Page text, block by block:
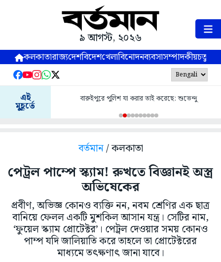
৯ আগস্ট, ২০২৬
কলকাতারাজ্যদেশবিদেশখেলাবিনোদনব্যবসাসম্পাদকীয়
এই
মুহূর্তে
বারুইপুরে পুলিশ যা করার তাই করেছে: শুভেন্দু
বর্তমান/ কলকাতা
পেট্রল পাম্পে স্ক্যাম! রুখতে বিজ্ঞানই অস্ত্র
অভিষেকের
প্রবীণ, অভিজ্ঞ কোনও ব্যক্তি নন, নবম শ্রেণির এক ছাত্র
বানিয়ে ফেলল একটি মুশকিল আসান যন্ত্র। সেটির নাম,
‘ফুয়েল স্ক্যাম প্রোটেক্টর’। পেট্রল দেওয়ার সময় কোনও
পাম্প যদি জালিয়াতি করে তাহলে তা প্রোটেক্টরের
মাধ্যমে তৎক্ষণাৎ জানা যাবে।